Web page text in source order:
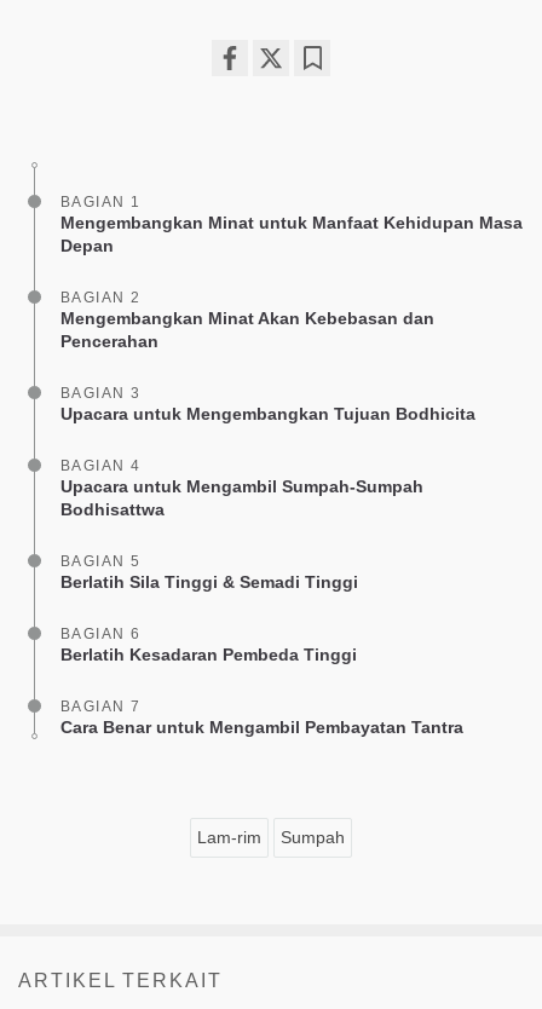
BAGIAN 1
Mengembangkan Minat untuk Manfaat Kehidupan Masa
Depan
BAGIAN 2
Mengembangkan Minat Akan Kebebasan dan
Pencerahan
BAGIAN 3
Upacara untuk Mengembangkan Tujuan Bodhicita
BAGIAN 4
Upacara untuk Mengambil Sumpah-Sumpah
Bodhisattwa
BAGIAN 5
Berlatih Sila Tinggi & Semadi Tinggi
BAGIAN 6
Berlatih Kesadaran Pembeda Tinggi
BAGIAN 7
Cara Benar untuk Mengambil Pembayatan Tantra
Lam-rim Sumpah
ARTIKEL TERKAIT